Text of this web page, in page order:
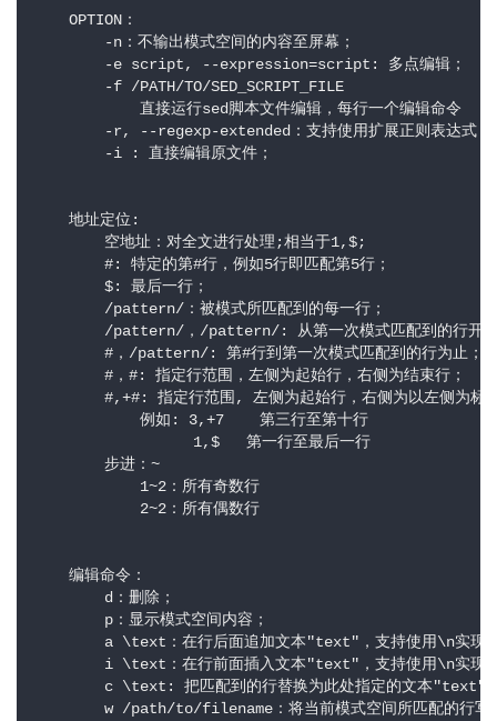
OPTION：
-n：不输出模式空间的内容至屏幕；
-e script, --expression=script: 多点编辑；
-f /PATH/TO/SED_SCRIPT_FILE
直接运行sed脚本文件编辑，每行一个编辑命令
-r, --regexp-extended：支持使用扩展正则表达式；
-i : 直接编辑原文件；
地址定位:
空地址：对全文进行处理;相当于1,$;
#: 特定的第#行，例如5行即匹配第5行；
$: 最后一行；
/pattern/：被模式所匹配到的每一行；
/pattern/，/pattern/: 从第一次模式匹配到的行开始，
#，/pattern/: 第#行到第一次模式匹配到的行为止；
#，#: 指定行范围，左侧为起始行，右侧为结束行；
#,+#: 指定行范围, 左侧为起始行，右侧为以左侧为标准
例如: 3,+7    第三行至第十行
1,$   第一行至最后一行
步进：~
1~2：所有奇数行
2~2：所有偶数行
编辑命令：
d：删除；
p：显示模式空间内容；
a \text：在行后面追加文本"text"，支持使用\n实现多
i \text：在行前面插入文本"text"，支持使用\n实现多
c \text: 把匹配到的行替换为此处指定的文本"text";
w /path/to/filename：将当前模式空间所匹配的行写入